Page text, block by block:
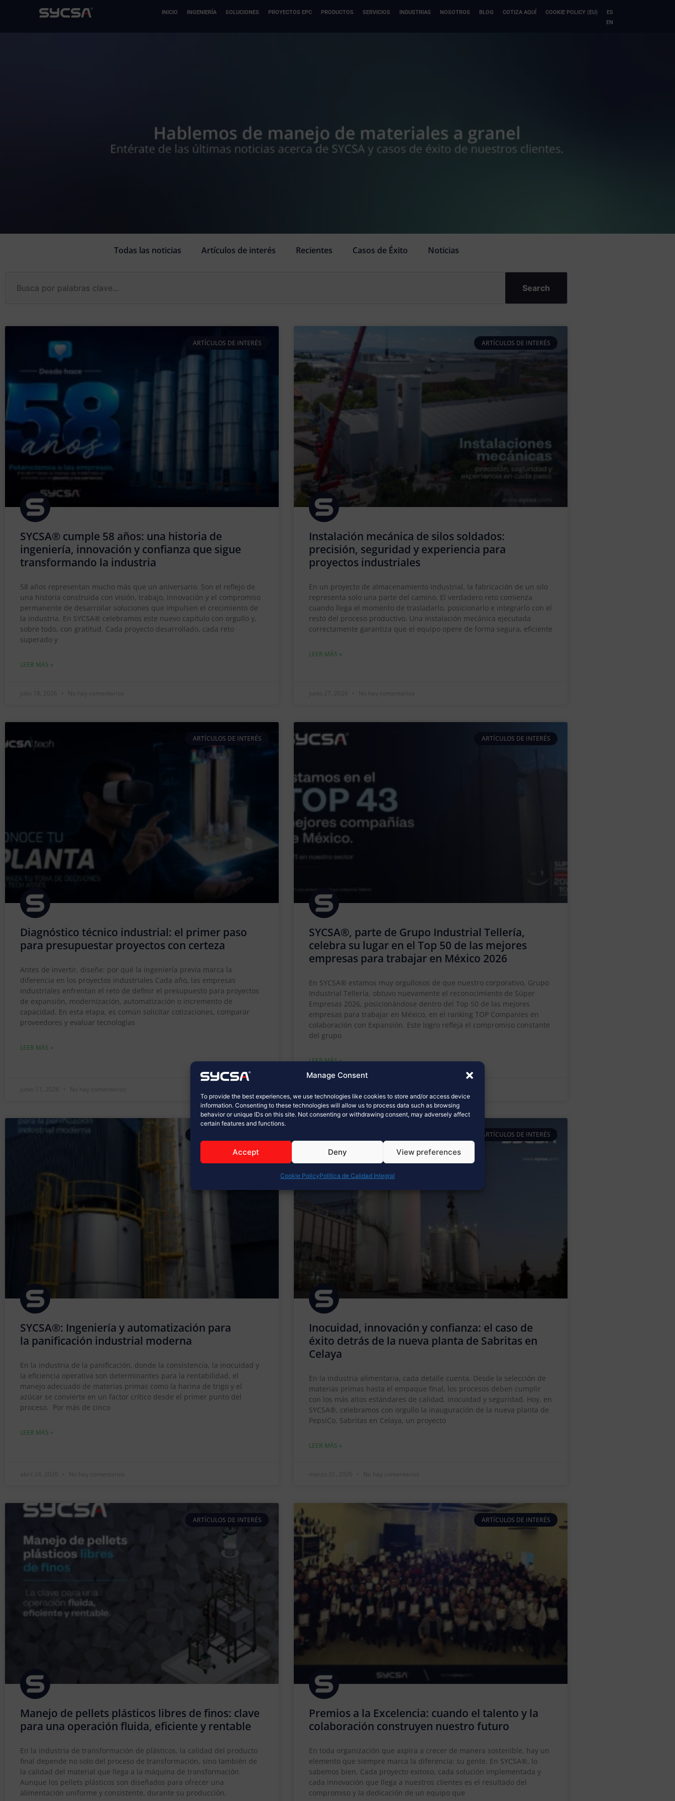
Manage Consent
To provide the best experiences, we use technologies like cookies to store and/or access device
information. Consenting to these technologies will allow us to process data such as browsing
behavior or unique IDs on this site. Not consenting or withdrawing consent, may adversely affect
certain features and functions.
Accept Deny View preferences
Cookie PolicyPolítica de Calidad Integral
INICIO INGENIERÍA SOLUCIONES PROYECTOS EPC PRODUCTOS SERVICIOS INDUSTRIAS NOSOTROS BLOG COTIZA AQUÍ COOKIE POLICY (EU)
ES
EN
Todas las noticias Artículos de interés Recientes Casos de Éxito Noticias
Search
ARTÍCULOS DE INTERÉS
SYCSA® cumple 58 años: una historia de
ingeniería, innovación y confianza que sigue
transformando la industria
58 años representan mucho más que un aniversario. Son el reflejo de
una historia construida con visión, trabajo, innovación y el compromiso
permanente de desarrollar soluciones que impulsen el crecimiento de
la industria. En SYCSA® celebramos este nuevo capítulo con orgullo y,
sobre todo, con gratitud. Cada proyecto desarrollado, cada reto
superado y
LEER MÁS »
julio 18, 2026 No hay comentarios
ARTÍCULOS DE INTERÉS
Instalación mecánica de silos soldados:
precisión, seguridad y experiencia para
proyectos industriales
En un proyecto de almacenamiento industrial, la fabricación de un silo
representa solo una parte del camino. El verdadero reto comienza
cuando llega el momento de trasladarlo, posicionarlo e integrarlo con el
resto del proceso productivo. Una instalación mecánica ejecutada
correctamente garantiza que el equipo opere de forma segura, eficiente
LEER MÁS »
junio 27, 2026 No hay comentarios
ARTÍCULOS DE INTERÉS
Diagnóstico técnico industrial: el primer paso
para presupuestar proyectos con certeza
Antes de invertir, diseñe: por qué la ingeniería previa marca la
diferencia en los proyectos industriales Cada año, las empresas
industriales enfrentan el reto de definir el presupuesto para proyectos
de expansión, modernización, automatización o incremento de
capacidad. En esta etapa, es común solicitar cotizaciones, comparar
proveedores y evaluar tecnologías
LEER MÁS »
junio 11, 2026 No hay comentarios
ARTÍCULOS DE INTERÉS
SYCSA®, parte de Grupo Industrial Tellería,
celebra su lugar en el Top 50 de las mejores
empresas para trabajar en México 2026
En SYCSA® estamos muy orgullosos de que nuestro corporativo, Grupo
Industrial Tellería, obtuvo nuevamente el reconocimiento de Súper
Empresas 2026, posicionándose dentro del Top 50 de las mejores
empresas para trabajar en México, en el ranking TOP Companies en
colaboración con Expansión. Este logro refleja el compromiso constante
del grupo
LEER MÁS »
SYCSA®: Ingeniería y automatización para
la panificación industrial moderna
En la industria de la panificación, donde la consistencia, la inocuidad y
la eficiencia operativa son determinantes para la rentabilidad, el
manejo adecuado de materias primas como la harina de trigo y el
azúcar se convierte en un factor crítico desde el primer punto del
proceso. Por más de cinco
LEER MÁS »
abril 24, 2026 No hay comentarios
ARTÍCULOS DE INTERÉS
Inocuidad, innovación y confianza: el caso de
éxito detrás de la nueva planta de Sabritas en
Celaya
En la industria alimentaria, cada detalle cuenta. Desde la selección de
materias primas hasta el empaque final, los procesos deben cumplir
con los más altos estándares de calidad, inocuidad y seguridad. Hoy, en
SYCSA®, celebramos con orgullo la inauguración de la nueva planta de
PepsiCo, Sabritas en Celaya, un proyecto
LEER MÁS »
marzo 31, 2026 No hay comentarios
ARTÍCULOS DE INTERÉS
Manejo de pellets plásticos libres de finos: clave
para una operación fluida, eficiente y rentable
En la industria de transformación de plásticos, la calidad del producto
final depende no solo del proceso de transformación, sino también de
la calidad del material que llega a la máquina de transformación.
Aunque los pellets plásticos son diseñados para ofrecer una
alimentación uniforme y consistente, durante su producción,
ARTÍCULOS DE INTERÉS
Premios a la Excelencia: cuando el talento y la
colaboración construyen nuestro futuro
En toda organización que aspira a crecer de manera sostenible, hay un
elemento que siempre marca la diferencia: su gente. En SYCSA®, lo
sabemos bien. Cada proyecto exitoso, cada solución implementada y
cada innovación que llega a nuestros clientes es el resultado del
compromiso y la dedicación de un equipo que